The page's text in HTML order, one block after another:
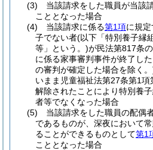
(3)
当該請求をした職員が当該
こととなった場合
(4)
当該請求に係る第1項に規
子でない者(以下「特別養子縁
等」という。)が民法第817条
に係る家事審判事件が終了した
の審判が確定した場合を除く
いまま児童福祉法第27条第1
解除されたことにより特別養
者等でなくなった場合
(5)
当該請求をした職員の配偶
であるものが、深夜において
ることができるものとして第1
こととなった場合